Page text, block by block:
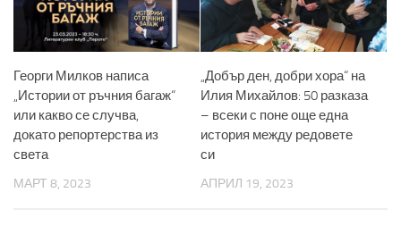
Георги Милков написа
„Истории от ръчния багаж“
или какво се случва,
докато репортерства из
света
МАРТ 8, 2023
„Добър ден, добри хора“ на
Илия Михайлов: 50 разказа
– всеки с поне още една
история между редовете
си
АПРИЛ 19, 2023